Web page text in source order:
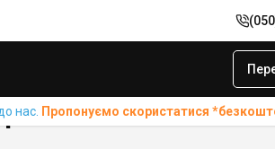
нас. Пропонуємо скористатися